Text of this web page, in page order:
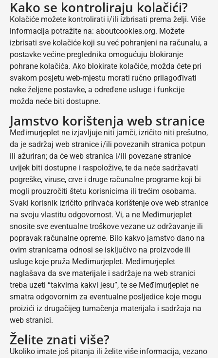
Kako se kontroliraju kolačići?
Kolačiće možete kontrolirati i/ili izbrisati prema želji. Više
informacija potražite na: aboutcookies.org. Možete
izbrisati sve kolačiće koji su već pohranjeni na računalu, a
postavke većine preglednika omogućuju blokiranje
pohrane kolačića. Ako blokirate kolačiće, možda ćete pri
svakom posjetu web-mjestu morati ručno prilagođivati
neke željene postavke, a određene usluge i funkcije
možda neće biti dostupne.
Jamstvo korištenja web stranice
Međimurjeplet ne izjavljuje niti jamči, izričito niti prešutno,
da je sadržaj web stranice i/ili povezanih stranica potpun
ili ažuriran; da će web stranica i/ili povezane stranice
uvijek biti dostupne i raspoložive, te da neće sadržavati
pogreške, viruse, crve i druge računalne programe koji bi
mogli prouzročiti štetu korisnicima ili trećim osobama.
Svaki korisnik izričito prihvaća korištenje ove web stranice
na svoju vlastitu odgovornost. Vi, a ne Međimurjeplet
snosite sve eventualne troškove vezane uz održavanje ili
popravak računalne opreme. Bilo kakvo jamstvo dano na
ovim stranicama odnosi se isključivo na proizvode ili
usluge koje pruža Međimurjeplet. Međimurjeplet
naglašava da sve materijale i sadržaje na web stranici
treba uzeti “takvima kakvi jesu”, te se Međimurjeplet ne
smatra odgovornim za eventualne posljedice koje mogu
proizići iz drugačijeg tumačenja materijala i sadržaja na
web stranici.
Želite znati više?
Ukoliko imate još pitanja ili želite više informacija, vezano